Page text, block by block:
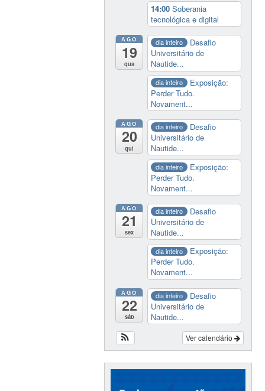
14:00Soberania
tecnológica e digital
AGO
19
qua
dia inteiro
Desafio
Universitário de
Nautide...
dia inteiro
Exposição:
Perder Tudo.
Novament...
AGO
20
qui
dia inteiro
Desafio
Universitário de
Nautide...
dia inteiro
Exposição:
Perder Tudo.
Novament...
AGO
21
sex
dia inteiro
Desafio
Universitário de
Nautide...
dia inteiro
Exposição:
Perder Tudo.
Novament...
AGO
22
sáb
dia inteiro
Desafio
Universitário de
Nautide...
Ver calendário